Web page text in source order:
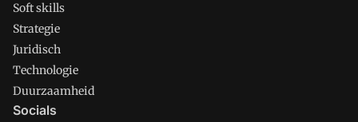
Soft skills
Strategie
Juridisch
Technologie
Duurzaamheid
Socials